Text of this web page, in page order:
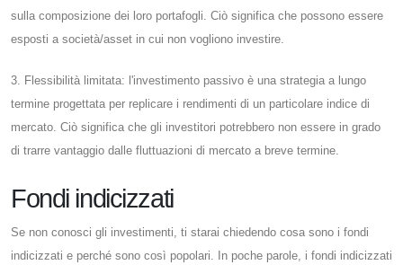
sulla composizione dei loro portafogli. Ciò significa che possono essere
esposti a società/asset in cui non vogliono investire.
3. Flessibilità limitata: l'investimento passivo è una strategia a lungo
termine progettata per replicare i rendimenti di un particolare indice di
mercato. Ciò significa che gli investitori potrebbero non essere in grado
di trarre vantaggio dalle fluttuazioni di mercato a breve termine.
Fondi indicizzati
Se non conosci gli investimenti, ti starai chiedendo cosa sono i fondi
indicizzati e perché sono così popolari. In poche parole, i fondi indicizzati